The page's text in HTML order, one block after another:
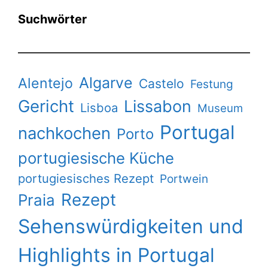
Suchwörter
Alentejo Algarve Castelo Festung
Gericht Lisboa Lissabon Museum
nachkochen Porto Portugal
portugiesische Küche
portugiesisches Rezept Portwein
Praia Rezept
Sehenswürdigkeiten und
Highlights in Portugal